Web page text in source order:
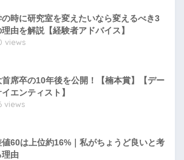
の時に研究室を変えたいなら変えるべき3
由を解説【経験者アドバイス】
views
首席卒の10年後を公開！【楠本賞】【デー
エンティスト】
views
値60は上位約16%｜私がちょうど良いと考
理由